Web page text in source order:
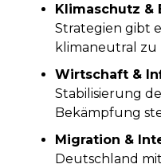
Klimaschutz &
Strategien gibt
klimaneutral zu
Wirtschaft &
Stabilisierung
Bekämpfung
Migration &
Deutschland